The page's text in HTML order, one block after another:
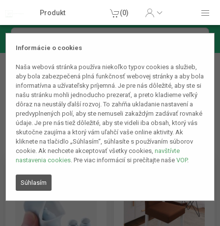
Informácie o cookies
Naša webová stránka používa niekoľko typov cookies a služieb,
aby bola zabezpečená plná funkčnosť webovej stránky a aby bola
informatívna a užívateľsky príjemná. Je pre nás dôležité, aby ste si
našu stránku mohli jednoducho prezerať, a preto kladieme veľký
dôraz na neustály ďalší rozvoj. To zahŕňa ukladanie nastavení a
predvyplnených polí, aby ste nemuseli zakaždým zadávať rovnaké
údaje. Je pre nás tiež dôležité, aby ste videli iba obsah, ktorý vás
skutočne zaujíma a ktorý vám uľahčí vaše online aktivity. Ak
kliknete na tlačidlo „Súhlasím“, súhlasíte s používaním súborov
cookie. Ak nechcete akceptovať všetky cookies,navštívte
nastavenia cookies. Pre viac informácií si prečítajte našeVOP.
Súhlasím
Produkt (0)
Nábytok